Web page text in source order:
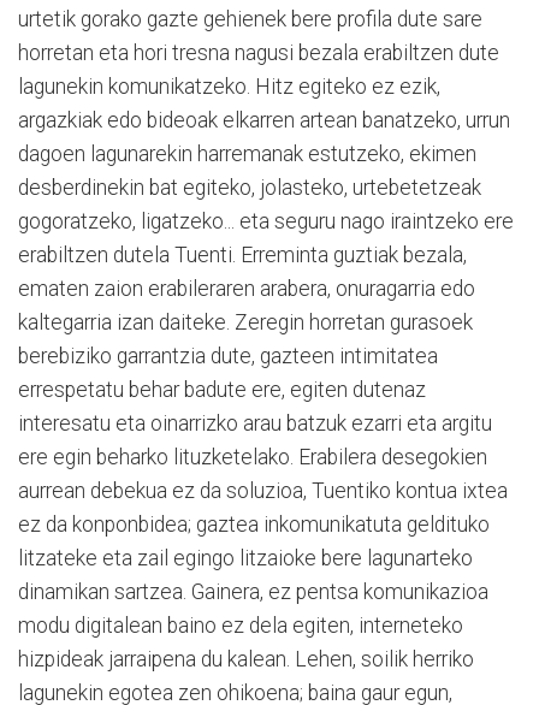
urtetik gorako gazte gehienek bere profila dute sare
horretan eta hori tresna nagusi bezala erabiltzen dute
lagunekin komunikatzeko. Hitz egiteko ez ezik,
argazkiak edo bideoak elkarren artean banatzeko, urrun
dagoen lagunarekin harremanak estutzeko, ekimen
desberdinekin bat egiteko, jolasteko, urtebetetzeak
gogoratzeko, ligatzeko... eta seguru nago iraintzeko ere
erabiltzen dutela Tuenti. Erreminta guztiak bezala,
ematen zaion erabileraren arabera, onuragarria edo
kaltegarria izan daiteke. Zeregin horretan gurasoek
berebiziko garrantzia dute, gazteen intimitatea
errespetatu behar badute ere, egiten dutenaz
interesatu eta oinarrizko arau batzuk ezarri eta argitu
ere egin beharko lituzketelako. Erabilera desegokien
aurrean debekua ez da soluzioa, Tuentiko kontua ixtea
ez da konponbidea; gaztea inkomunikatuta geldituko
litzateke eta zail egingo litzaioke bere lagunarteko
dinamikan sartzea. Gainera, ez pentsa komunikazioa
modu digitalean baino ez dela egiten, interneteko
hizpideak jarraipena du kalean. Lehen, soilik herriko
lagunekin egotea zen ohikoena; baina gaur egun,